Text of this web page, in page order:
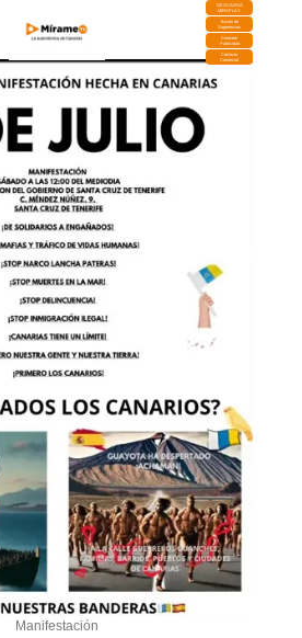
DESCARGA
MIRAPLAY
Buzón de
Sugerencias
Contratar
Publicidad
Contacto
Comercial
Manifestación